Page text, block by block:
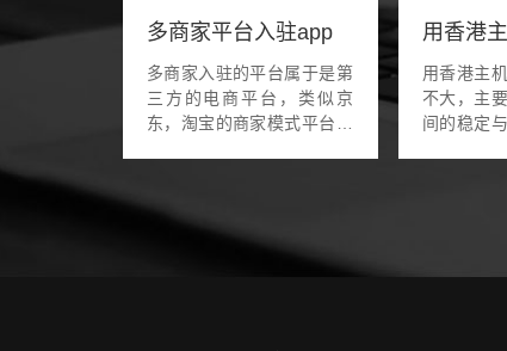
多商家平台入驻app
多商家入驻的平台属于是第
三方的电商平台，类似京
东，淘宝的商家模式平台，
度 1.通过线上的...
用香港主
不大，主
间的稳定